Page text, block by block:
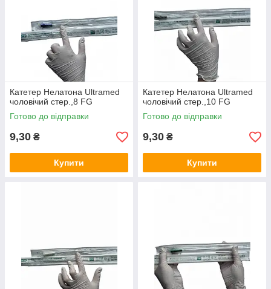
Катетер Нелатона Ultramed
чоловічий стер.,8 FG
Готово до відправки
9,30 ₴
Купити
Катетер Нелатона Ultramed
чоловічий стер.,10 FG
Готово до відправки
9,30 ₴
Купити